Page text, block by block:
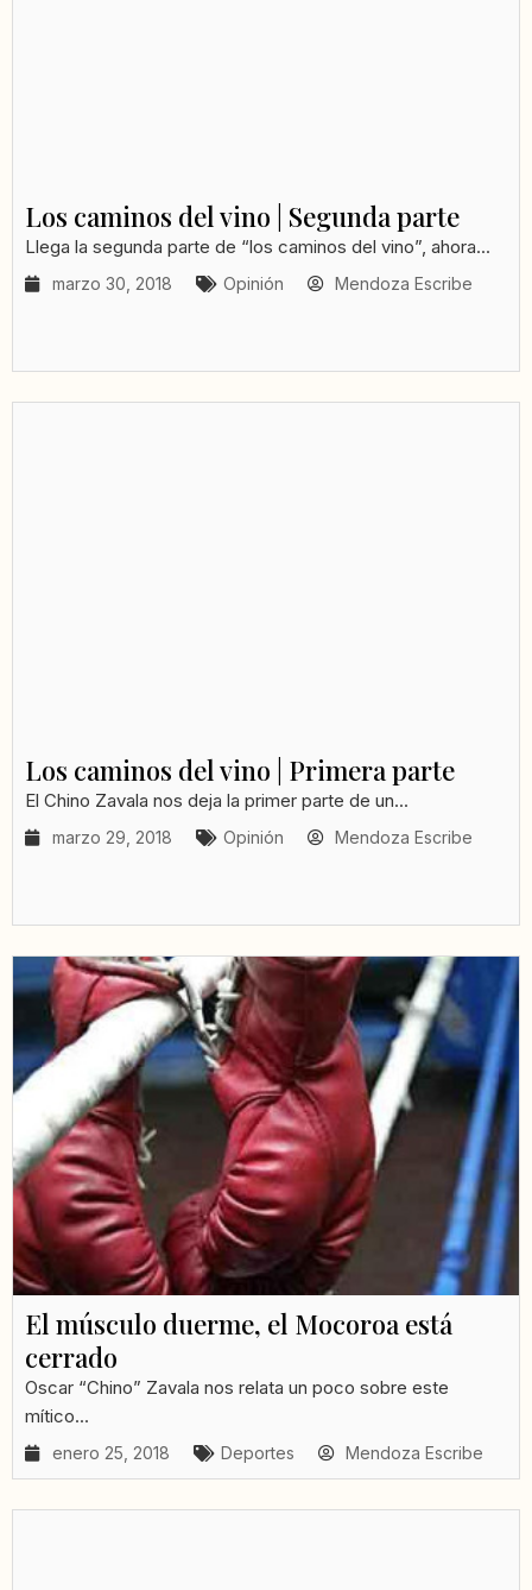
Los caminos del vino | Segunda parte
Llega la segunda parte de “los caminos del vino”, ahora...
marzo 30, 2018 Opinión Mendoza Escribe
Los caminos del vino | Primera parte
El Chino Zavala nos deja la primer parte de un...
marzo 29, 2018 Opinión Mendoza Escribe
El músculo duerme, el Mocoroa está
cerrado
Oscar “Chino” Zavala nos relata un poco sobre este
mítico...
enero 25, 2018 Deportes Mendoza Escribe